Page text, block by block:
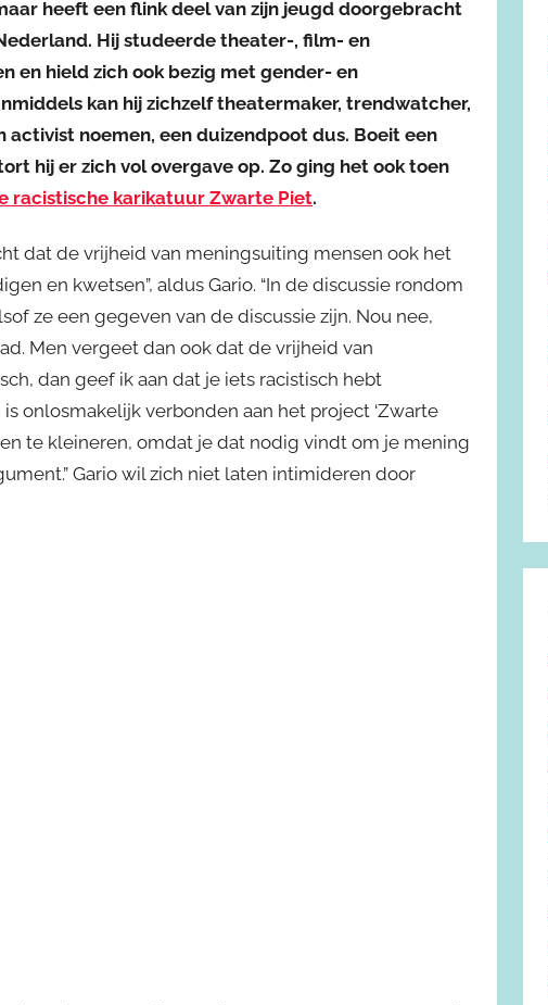
heeft een flink deel van zijn jeugd doorgebracht
Hij studeerde theater-, film- en
en hield zich ook bezig met gender- en
kan hij zichzelf theatermaker, trendwatcher,
noemen, een duizendpoot dus. Boeit een
hij er zich vol overgave op. Zo ging het ook toen
racistische karikatuur Zwarte Piet.
dat de vrijheid van meningsuiting mensen ook het
en kwetsen”, aldus Gario. “In de discussie rondom
ze een gegeven van de discussie zijn. Nou nee,
Men vergeet dan ook dat de vrijheid van
dan geef ik aan dat je iets racistisch hebt
onlosmakelijk verbonden aan het project ‘Zwarte
te kleineren, omdat je dat nodig vindt om je mening
Gario wil zich niet laten intimideren door